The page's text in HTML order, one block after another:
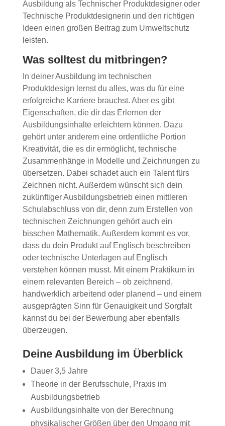
Ausbildung als Technischer Produktdesigner oder
Technische Produktdesignerin und den richtigen
Ideen einen großen Beitrag zum Umweltschutz
leisten.
Was solltest du mitbringen?
In deiner Ausbildung im technischen
Produktdesign lernst du alles, was du für eine
erfolgreiche Karriere brauchst. Aber es gibt
Eigenschaften, die dir das Erlernen der
Ausbildungsinhalte erleichtern können. Dazu
gehört unter anderem eine ordentliche Portion
Kreativität, die es dir ermöglicht, technische
Zusammenhänge in Modelle und Zeichnungen zu
übersetzen. Dabei schadet auch ein Talent fürs
Zeichnen nicht. Außerdem wünscht sich dein
zukünftiger Ausbildungsbetrieb einen mittleren
Schulabschluss von dir, denn zum Erstellen von
technischen Zeichnungen gehört auch ein
bisschen Mathematik. Außerdem kommt es vor,
dass du dein Produkt auf Englisch beschreiben
oder technische Unterlagen auf Englisch
verstehen können musst. Mit einem Praktikum in
einem relevanten Bereich – ob zeichnend,
handwerklich arbeitend oder planend – und einem
ausgeprägten Sinn für Genauigkeit und Sorgfalt
kannst du bei der Bewerbung aber ebenfalls
überzeugen.
Deine Ausbildung im Überblick
Dauer 3,5 Jahre
Theorie in der Berufsschule, Praxis im
Ausbildungsbetrieb
Ausbildungsinhalte von der Berechnung
physikalischer Größen über den Umgang mit